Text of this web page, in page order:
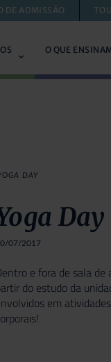
DE ADMISSÃO
O QUE
DAY
Day
07/2017
e fora de sala de
do estudo da
em